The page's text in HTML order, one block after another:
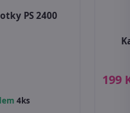
PS 2400
4ks
199